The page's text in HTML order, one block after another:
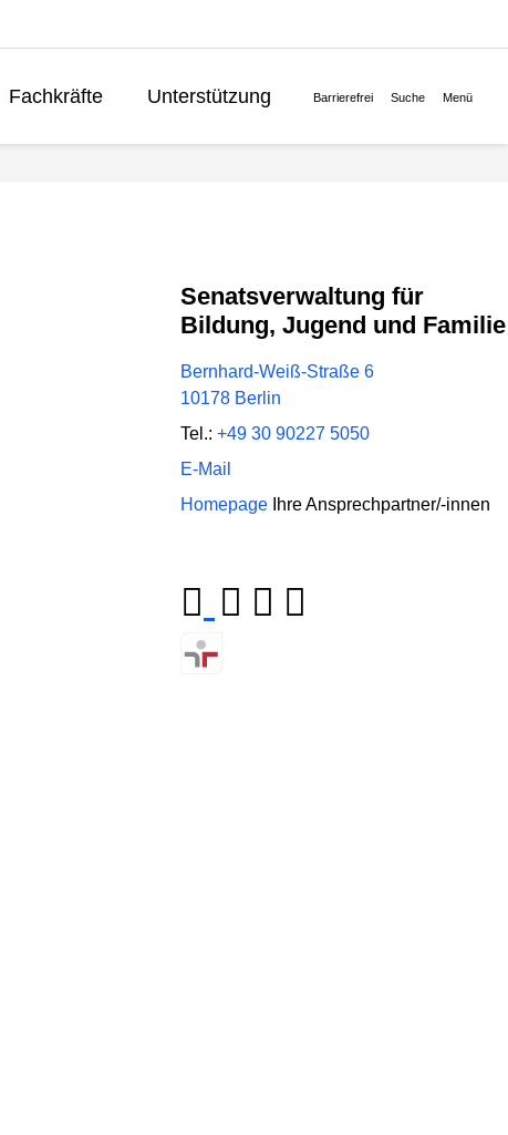
Fachkräfte
Unterstützung
Barrierefrei Suche Menü
Senatsverwaltung für
Bildung, Jugend und Familie
Bernhard-Weiß-Straße 6
10178 Berlin
Tel.: +49 30 90227 5050
E-Mail
Homepage Ihre Ansprechpartner/-innen